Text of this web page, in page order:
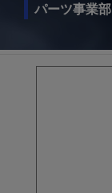
パーツ事業部